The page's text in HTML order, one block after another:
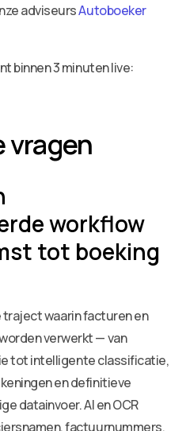
adviseursAutoboeker
binnen 3 minuten live:
vragen
workflow
tot boeking
waarin facturen en
verwerkt — van
tot intelligente classificatie,
en definitieve
datainvoer. AI en OCR
factuurnummers,